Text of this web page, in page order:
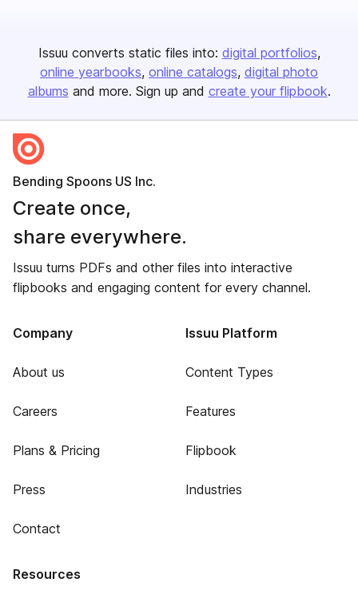
Issuu converts static files into: digital portfolios
online yearbooks online catalogs digital photo
albums and more. Sign up and create your flipbook.
Bending Spoons US Inc.
Create once,
share everywhere.
Issuu turns PDFs and other files into interactive
flipbooks and engaging content for every channel.
Company
About us
Careers
Plans & Pricing
Press
Contact
Issuu Platform
Content Types
Features
Flipbook
Industries
Resources